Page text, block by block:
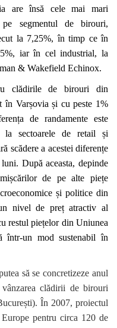
are însă cele mai mari
pe segmentul de birouri,
la 7,25%, în timp ce în
iar în cel industrial, la
& Wakefield Echinox.
clădirile de birouri din
în Varșovia și cu peste 1%
de randamente este
la sectoarele de retail și
scădere a acestei diferențe
După aceasta, depinde
de pe alte piețe
și politice din
nivel de preț atractiv al
restul piețelor din Uniunea
într-un mod sustenabil în
să se concretizeze anul
clădirii de birouri
În 2007, proiectul
pentru circa 120 de